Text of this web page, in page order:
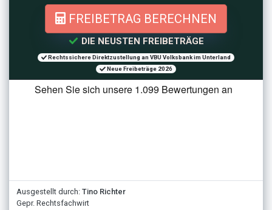
FREIBETRAG BERECHNEN
DIE NEUSTEN FREIBETRÄGE
Rechtssichere Direktzustellung an VBU Volksbank im Unterland
Neue Freibeträge 2026
Ausgestellt durch: Tino Richter
Gepr. Rechtsfachwirt